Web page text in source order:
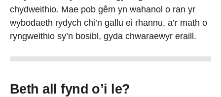
chydweithio. Mae pob gêm yn wahanol o ran yr
wybodaeth rydych chi’n gallu ei rhannu, a’r math o
ryngweithio sy’n bosibl, gyda chwaraewyr eraill.
Beth all fynd o’i le?